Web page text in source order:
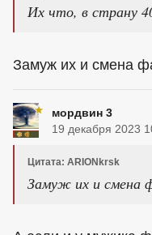
Их что, в страну
Замуж их и смена
мордвин 3
19 декабря 2023
Цитата: ARIONkrsk
Замуж их и смена